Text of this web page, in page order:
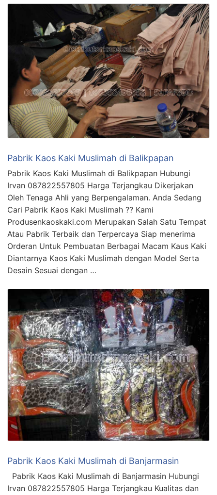
Pabrik Kaos Kaki Muslimah di Balikpapan
Pabrik Kaos Kaki Muslimah di Balikpapan Hubungi
Irvan 087822557805 Harga Terjangkau Dikerjakan
Oleh Tenaga Ahli yang Berpengalaman. Anda Sedang
Cari Pabrik Kaos Kaki Muslimah ?? Kami
Produsenkaoskaki.com Merupakan Salah Satu Tempat
Atau Pabrik Terbaik dan Terpercaya Siap menerima
Orderan Untuk Pembuatan Berbagai Macam Kaus Kaki
Diantarnya Kaos Kaki Muslimah dengan Model Serta
Desain Sesuai dengan …
Pabrik Kaos Kaki Muslimah di Banjarmasin
Pabrik Kaos Kaki Muslimah di Banjarmasin Hubungi
Irvan 087822557805 Harga Terjangkau Kualitas dan